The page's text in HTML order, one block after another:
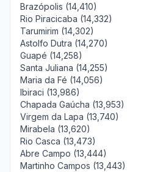
Brazópolis (14,410)
Rio Piracicaba (14,332)
Tarumirim (14,302)
Astolfo Dutra (14,270)
Guapé (14,258)
Santa Juliana (14,255)
Maria da Fé (14,056)
Ibiraci (13,986)
Chapada Gaúcha (13,953)
Virgem da Lapa (13,740)
Mirabela (13,620)
Rio Casca (13,473)
Abre Campo (13,444)
Martinho Campos (13,443)